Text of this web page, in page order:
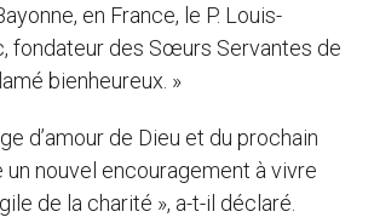
en France, le P. Louis-
fondateur des Sœurs Servantes de
bienheureux. »
d’amour de Dieu et du prochain
un nouvel encouragement à vivre
de la charité », a-t-il déclaré.